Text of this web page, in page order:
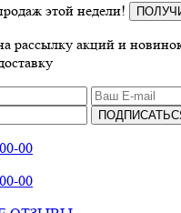
этой недели!
рассылку акций и
00
00